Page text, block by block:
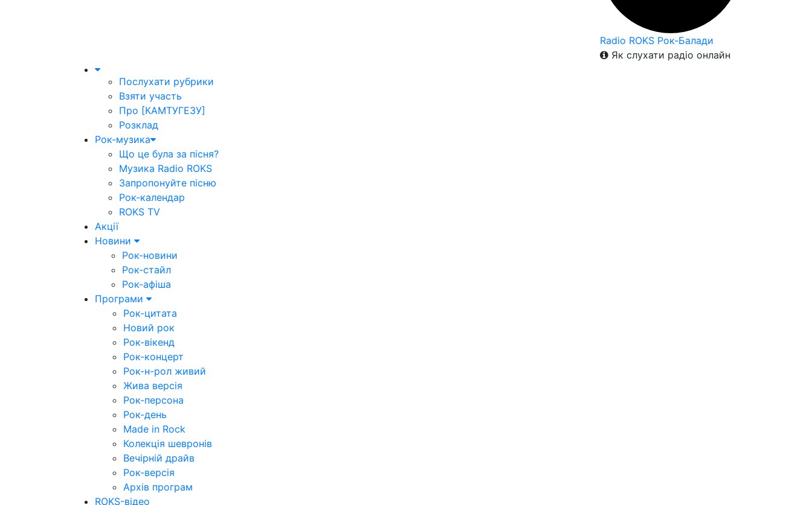
Radio ROKS Рок-Балади
Як слухати радіо онлайн
Послухати рубрики
Взяти участь
Про [КАМТУГЕЗУ]
Розклад
Рок-музика
Що це була за пісня?
Музика Radio ROKS
Запропонуйте пісню
Рок-календар
ROKS TV
Акції
Новини
Рок-новини
Рок-стайл
Рок-афіша
Програми
Рок-цитата
Новий рок
Рок-вікенд
Рок-концерт
Рок-н-рол живий
Жива версія
Рок-персона
Рок-день
Made in Rock
Колекція шевронів
Вечірній драйв
Рок-версія
Архів програм
ROKS-відео